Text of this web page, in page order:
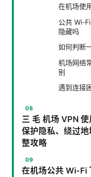
在机场使
公共 Wi-
隐藏吗
如何判断
机场网络
别
遇到连接
三 毛 机场 VPN
保护隐私、绕过
整攻略
在机场公共 Wi-Fi